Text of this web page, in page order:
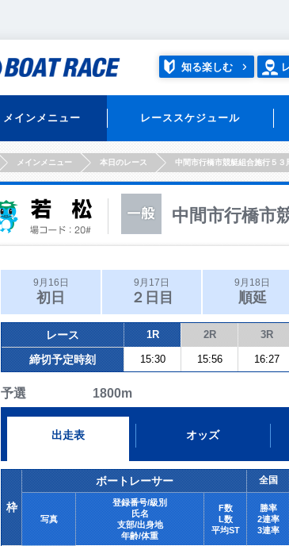
知る楽しむ
メインメニュー レーススケジュール
HOMEメインメニュー 本日のレース 中間市行橋市競艇組合施行５３
中間市行橋市
9月16日
初日
9月17日
２日目
9月18日
順延
レース 1R 2R 3R
締切予定時刻 15:30 15:56 16:27
予選 1800m
出走表 オッズ
枠
ボートレーサー 全国
写真
登録番号/級別
氏名
支部/出身地
年齢/体重
F数
L数
平均ST
勝率
2連率
3連率